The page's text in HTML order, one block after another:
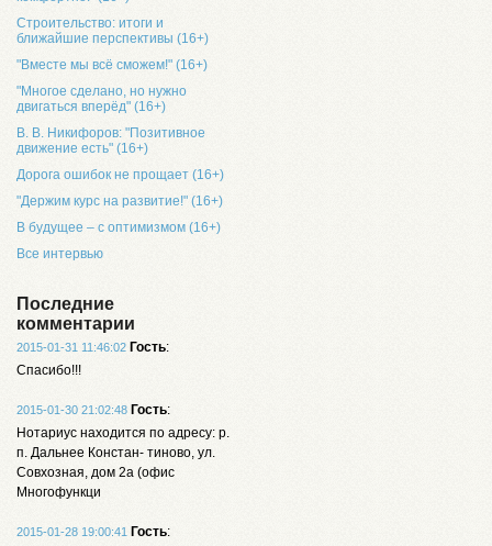
Строительство: итоги и
ближайшие перспективы (16+)
"Вместе мы всё сможем!" (16+)
"Многое сделано, но нужно
двигаться вперёд" (16+)
В. В. Никифоров: "Позитивное
движение есть" (16+)
Дорога ошибок не прощает (16+)
"Держим курс на развитие!" (16+)
В будущее – с оптимизмом (16+)
Все интервью
Последние
комментарии
2015-01-31 11:46:02 Гость:
Спасибо!!!
2015-01-30 21:02:48 Гость:
Нотариус находится по адресу: р.
п. Дальнее Констан- тиново, ул.
Совхозная, дом 2а (офис
Многофункци
2015-01-28 19:00:41 Гость: